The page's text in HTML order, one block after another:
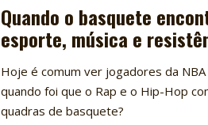
Quando o basquete
esporte, música e
Hoje é comum ver jogadores da
quando foi que o Rap e o Hip-Hop
quadras de basquete?